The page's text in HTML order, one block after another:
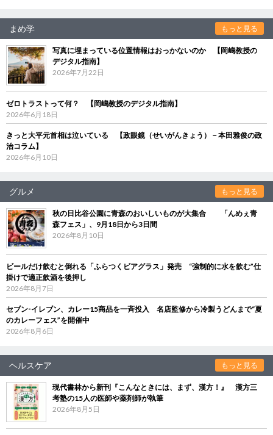
まめ学 もっと見る
写真に埋まっている位置情報はおっかないのか 【岡嶋教授の
デジタル指南】
2026年7月22日
ゼロトラストって何？ 【岡嶋教授のデジタル指南】
2026年6月18日
きっと大平元首相は泣いている 【政眼鏡（せいがんきょう）－本田雅俊の政
治コラム】
2026年6月10日
グルメ もっと見る
秋の日比谷公園に青森のおいしいものが大集合 「んめぇ青
森フェス」、9月18日から3日間
2026年8月10日
ビールだけ飲むと倒れる「ふらつくビアグラス」発売 “強制的に水を飲む”仕
掛けで適正飲酒を後押し
2026年8月7日
セブン‐イレブン、カレー15商品を一斉投入 名店監修から冷製うどんまで“夏
のカレーフェス”を開催中
2026年8月6日
ヘルスケア もっと見る
現代書林から新刊『こんなときには、まず、漢方！』 漢方三
考塾の15人の医師や薬剤師が執筆
2026年8月5日